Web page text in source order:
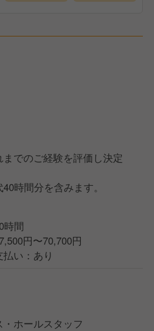
ント業務にも携わっていただ
でのご経験を評価し決定
時間分を含みます。
時間
円〜70,700円
い：あり
ホールスタッフ